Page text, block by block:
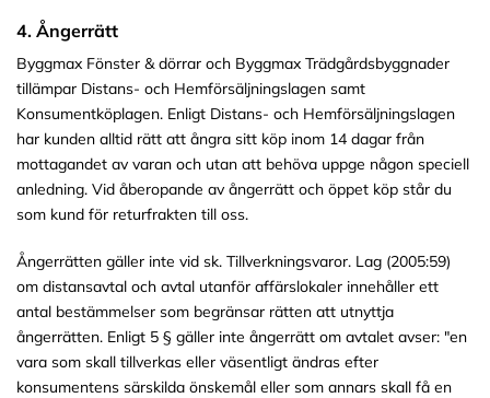
4. Ångerrätt
Byggmax Fönster & dörrar och Byggmax Trädgårdsbyggnader
tillämpar Distans- och Hemförsäljningslagen samt
Konsumentköplagen. Enligt Distans- och Hemförsäljningslagen
har kunden alltid rätt att ångra sitt köp inom 14 dagar från
mottagandet av varan och utan att behöva uppge någon speciell
anledning. Vid åberopande av ångerrätt och öppet köp står du
som kund för returfrakten till oss.
Ångerrätten gäller inte vid sk. Tillverkningsvaror. Lag (2005:59)
om distansavtal och avtal utanför affärslokaler innehåller ett
antal bestämmelser som begränsar rätten att utnyttja
ångerrätten. Enligt 5 § gäller inte ångerrätt om avtalet avser: "en
vara som skall tillverkas eller väsentligt ändras efter
konsumentens särskilda önskemål eller som annars skall få en